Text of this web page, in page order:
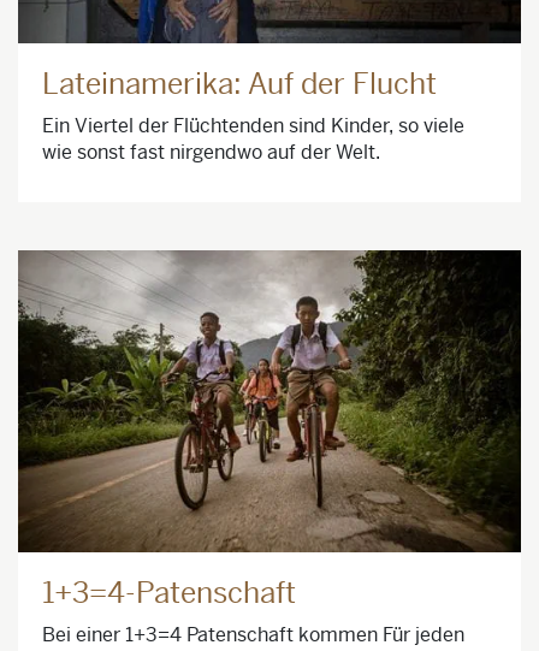
Lateinamerika: Auf der Flucht
Ein Viertel der Flüchtenden sind Kinder, so viele
wie sonst fast nirgendwo auf der Welt.
1+3=4-Patenschaft
Bei einer 1+3=4 Patenschaft kommen Für jeden